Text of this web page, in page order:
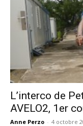
L’interco de
AVELO2, 1er
Anne Perzo - 4 octobre